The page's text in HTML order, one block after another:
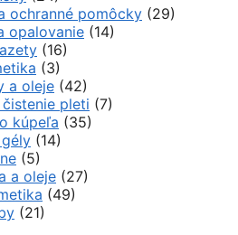
ochranné pomôcky (29)
opalovanie (14)
(16)
(3)
a oleje (42)
pleti (7)
kúpeľa (35)
(14)
(5)
a oleje (27)
(49)
(21)